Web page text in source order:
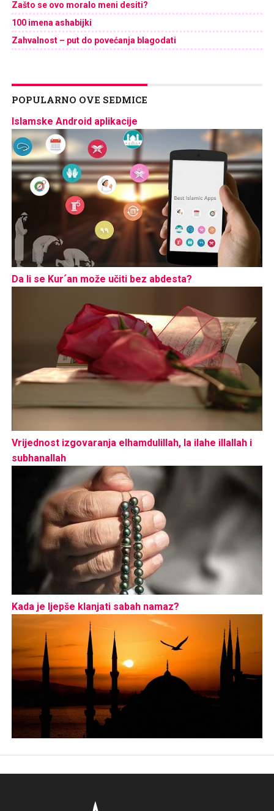
Zašto se ovo moralo meni desiti?
100 imena ashabijki
Zahvalnost – put do povećanja blagodati
POPULARNO OVE SEDMICE
Islamske Android aplikacije
Da li se Kur´an može učiti bez abdesta?
Vrijednost izgovaranja elhamdulillah, la ilahe illallah i
subhanallah
Kada je ljepše klanjati sabah namaz?